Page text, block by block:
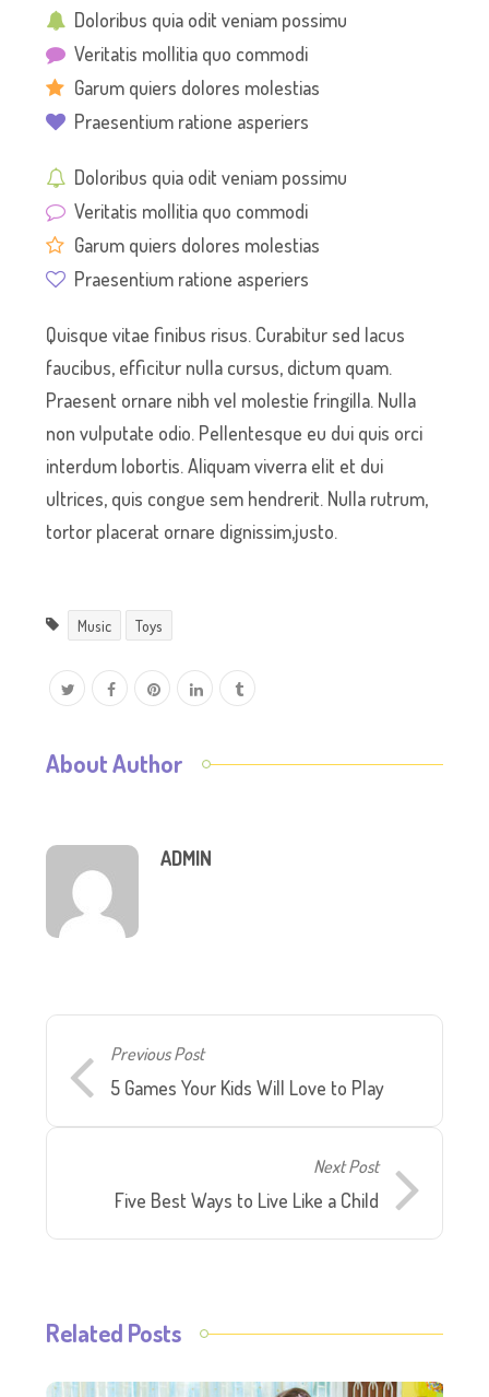
Doloribus quia odit veniam possimu
Veritatis mollitia quo commodi
Garum quiers dolores molestias
Praesentium ratione asperiers
Doloribus quia odit veniam possimu
Veritatis mollitia quo commodi
Garum quiers dolores molestias
Praesentium ratione asperiers
Quisque vitae finibus risus. Curabitur sed lacus
faucibus, efficitur nulla cursus, dictum quam.
Praesent ornare nibh vel molestie fringilla. Nulla
non vulputate odio. Pellentesque eu dui quis orci
interdum lobortis. Aliquam viverra elit et dui
ultrices, quis congue sem hendrerit. Nulla rutrum,
tortor placerat ornare dignissim,justo.
Music Toys
About Author
ADMIN
Previous Post
5 Games Your Kids Will Love to Play
Next Post
Five Best Ways to Live Like a Child
Related Posts